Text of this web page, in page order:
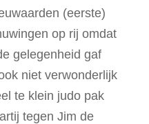
(eerste)
op rij omdat
gelegenheid gaf
niet verwonderlijk
te klein judo pak
tegen Jim de